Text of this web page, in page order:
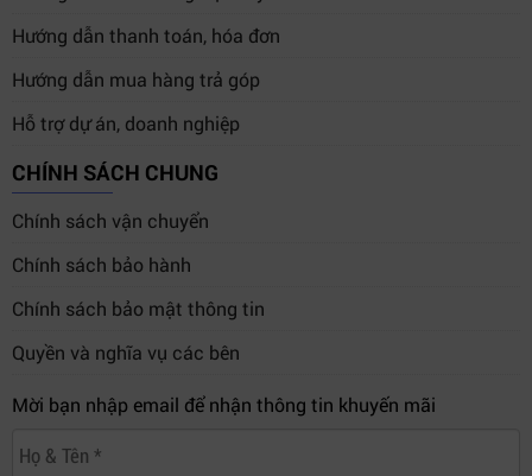
Hướng dẫn thanh toán, hóa đơn
Hướng dẫn mua hàng trả góp
Hỗ trợ dự án, doanh nghiệp
CHÍNH SÁCH CHUNG
Chính sách vận chuyển
Chính sách bảo hành
Chính sách bảo mật thông tin
Quyền và nghĩa vụ các bên
Mời bạn nhập email để nhận thông tin khuyến mãi